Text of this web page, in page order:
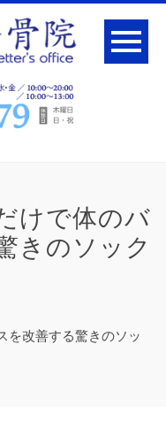
けで体のバ
きのソック
を改善する驚きのソッ